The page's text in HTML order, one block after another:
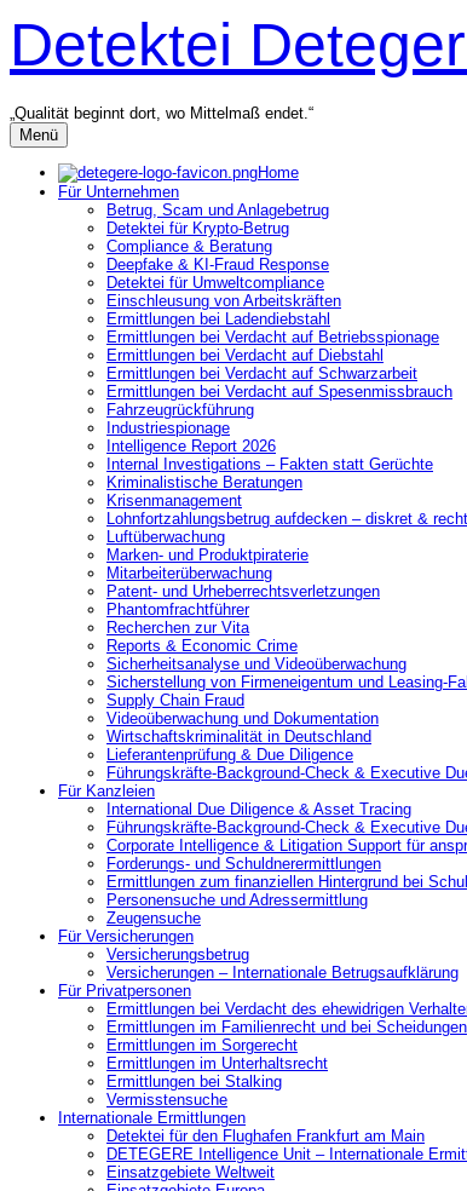
Inhalt
überspringen
Detektei
„Qualität beginnt dort, wo Mittelmaß endet.“
Menü
Home
Für Unternehmen
Betrug, Scam und Anlagebetrug
Detektei für Krypto-Betrug
Compliance & Beratung
Deepfake & KI-Fraud Response
Detektei für Umweltcompliance
Einschleusung von Arbeitskräften
Ermittlungen bei Ladendiebstahl
Ermittlungen bei Verdacht auf Betriebsspionage
Ermittlungen bei Verdacht auf Diebstahl
Ermittlungen bei Verdacht auf Schwarzarbeit
Ermittlungen bei Verdacht auf Spesenmissbrauch
Fahrzeugrückführung
Industriespionage
Intelligence Report 2026
Internal Investigations – Fakten statt Gerüchte
Kriminalistische Beratungen
Krisenmanagement
Lohnfortzahlungsbetrug aufdecken – diskret &
Luftüberwachung
Marken- und Produktpiraterie
Mitarbeiterüberwachung
Patent- und Urheberrechtsverletzungen
Phantomfrachtführer
Recherchen zur Vita
Reports & Economic Crime
Sicherheitsanalyse und Videoüberwachung
Sicherstellung von Firmeneigentum und Leasing-
Supply Chain Fraud
Videoüberwachung und Dokumentation
Wirtschaftskriminalität in Deutschland
Lieferantenprüfung & Due Diligence
Führungskräfte-Background-Check & Executive
Für Kanzleien
International Due Diligence & Asset Tracing
Führungskräfte-Background-Check & Executive
Corporate Intelligence & Litigation Support für
Forderungs- und Schuldnerermittlungen
Ermittlungen zum finanziellen Hintergrund bei
Personensuche und Adressermittlung
Zeugensuche
Für Versicherungen
Versicherungsbetrug
Versicherungen – Internationale Betrugsaufklärung
Für Privatpersonen
Ermittlungen bei Verdacht des ehewidrigen
Ermittlungen im Familienrecht und bei Scheidungen
Ermittlungen im Sorgerecht
Ermittlungen im Unterhaltsrecht
Ermittlungen bei Stalking
Vermisstensuche
Internationale Ermittlungen
Detektei für den Flughafen Frankfurt am Main
DETEGERE Intelligence Unit – Internationale
Einsatzgebiete Weltweit